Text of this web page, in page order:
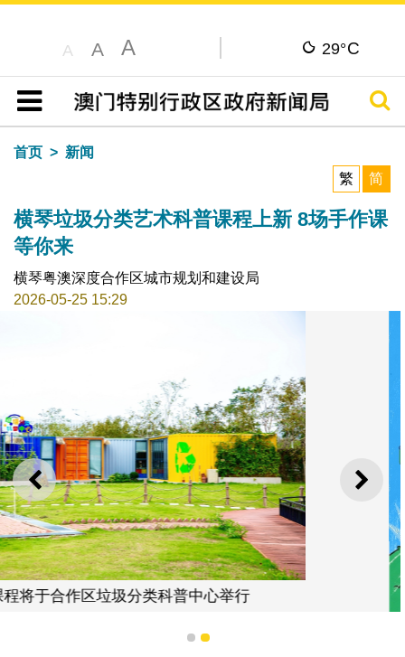
A A A 29°C
目录
搜寻
首页
新闻
繁
简
横琴垃圾分类艺术科普课程上新 8场手作课
等你来
横琴粤澳深度合作区城市规划和建设局
2026-05-25 15:29
上一则 下一
1 2